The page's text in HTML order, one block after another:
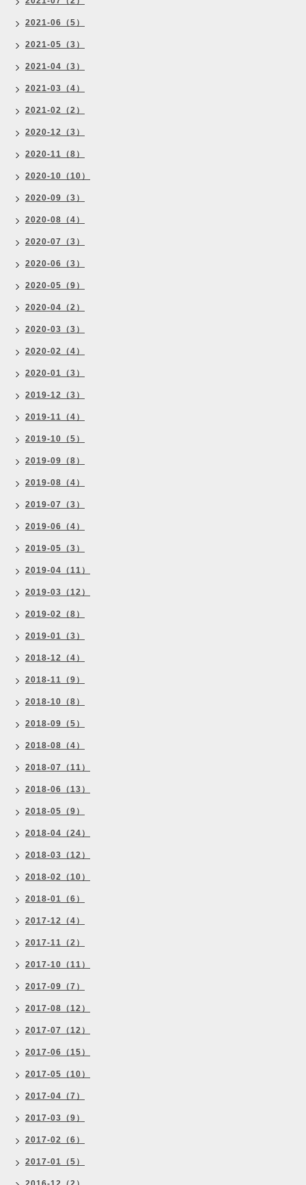
2021-06（5）
2021-05（3）
2021-04（3）
2021-03（4）
2021-02（2）
2020-12（3）
2020-11（8）
2020-10（10）
2020-09（3）
2020-08（4）
2020-07（3）
2020-06（3）
2020-05（9）
2020-04（2）
2020-03（3）
2020-02（4）
2020-01（3）
2019-12（3）
2019-11（4）
2019-10（5）
2019-09（8）
2019-08（4）
2019-07（3）
2019-06（4）
2019-05（3）
2019-04（11）
2019-03（12）
2019-02（8）
2019-01（3）
2018-12（4）
2018-11（9）
2018-10（8）
2018-09（5）
2018-08（4）
2018-07（11）
2018-06（13）
2018-05（9）
2018-04（24）
2018-03（12）
2018-02（10）
2018-01（6）
2017-12（4）
2017-11（2）
2017-10（11）
2017-09（7）
2017-08（12）
2017-07（12）
2017-06（15）
2017-05（10）
2017-04（7）
2017-03（9）
2017-02（6）
2017-01（5）